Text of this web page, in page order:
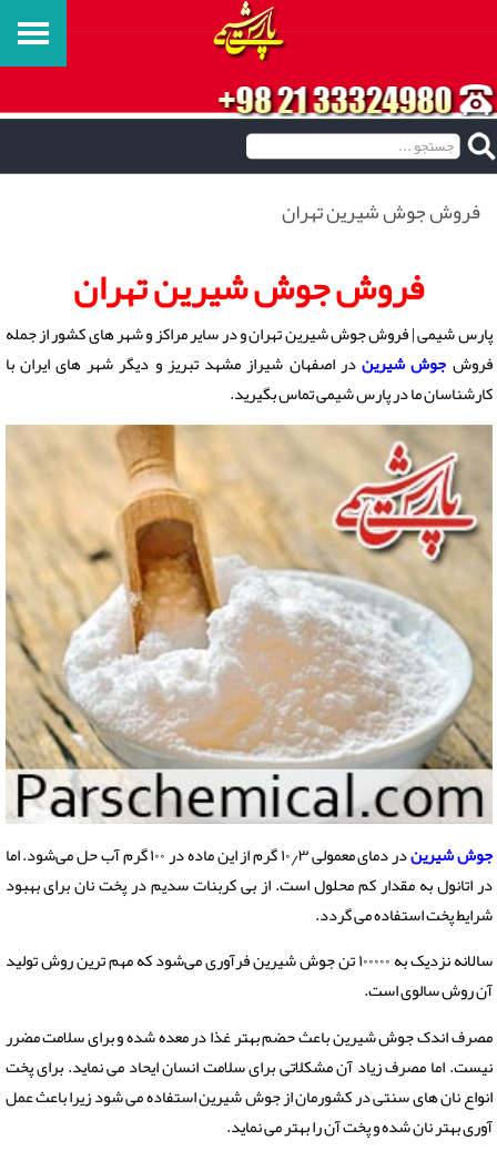
فروش جوش شیرین تهران
فروش جوش شیرین تهران
پارس شیمی | فروش جوش شیرین تهران و در سایر مراکز و شهر های کشور از جمله
فروش جوش شیریندر اصفهان شیراز مشهد تبریز و دیگر شهر های ایران با
کارشناسان ما در پارس شیمی تماس بگیرید.
جوش شیرین
در دمای معمولی ۱۰٫۳ گرم از این ماده در ۱۰۰ گرم آب حل می‌شود. اما
در اتانول به مقدار کم محلول است. از بی کربنات سدیم در پخت نان برای بهبود
شرایط پخت استفاده می گردد.
سالانه نزدیک به ۱۰۰۰۰۰ تن جوش شیرین فرآوری می‌شود که مهم ترین روش تولید
آن روش سالوی است.
مصرف اندک جوش شیرین باعث حضم بهتر غذا در معده شده و برای سلامت مضرر
نیست. اما مصرف زیاد آن مشکلاتی برای سلامت انسان ایحاد می نماید. برای پخت
انواع نان های سنتی در کشورمان از جوش شیرین استفاده می شود زیرا باعث عمل
آوری بهتر نان شده و پخت آن را بهتر می نماید.